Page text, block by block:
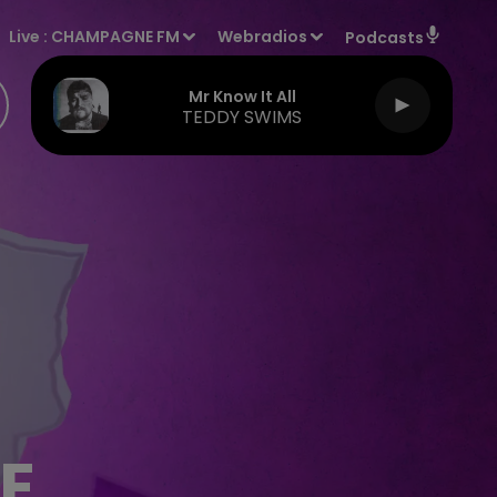
Live : CHAMPAGNE FM Webradios Podcasts
Mr Know It All
TEDDY SWIMS